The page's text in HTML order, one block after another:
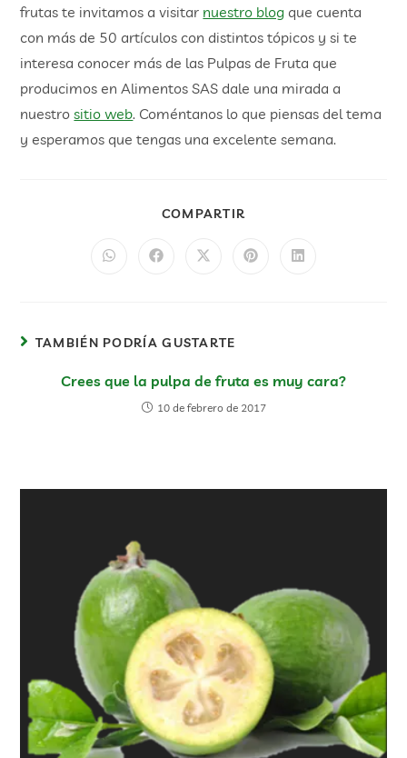
frutas te invitamos a visitar nuestro blog que cuenta
con más de 50 artículos con distintos tópicos y si te
interesa conocer más de las Pulpas de Fruta que
producimos en Alimentos SAS dale una mirada a
nuestrositio web. Coméntanos lo que piensas del tema
y esperamos que tengas una excelente semana.
COMPARTIR
TAMBIÉN PODRÍA GUSTARTE
Crees que la pulpa de fruta es muy cara?
10 de febrero de 2017